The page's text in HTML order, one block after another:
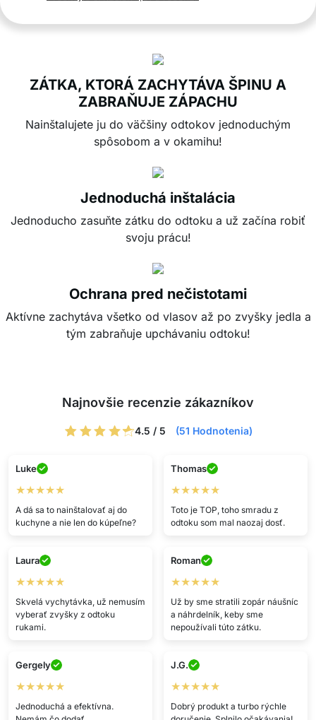
ZÁTKA, KTORÁ ZACHYTÁVA ŠPINU A
ZABRAŇUJE ZÁPACHU
Nainštalujete ju do väčšiny odtokov jednoduchým
spôsobom a v okamihu!
Jednoduchá inštalácia
Jednoducho zasuňte zátku do odtoku a už začína robiť
svoju prácu!
Ochrana pred nečistotami
Aktívne zachytáva všetko od vlasov až po zvyšky jedla a
tým zabraňuje upchávaniu odtoku!
Najnovšie recenzie zákazníkov
4.5 / 5 (51 Hodnotenia)
Luke
★★★★★
A dá sa to nainštalovať aj do
kuchyne a nie len do kúpeľne?
Thomas
★★★★★
Toto je TOP, toho smradu z
odtoku som mal naozaj dosť.
Laura
★★★★★
Skvelá vychytávka, už nemusím
vyberať zvyšky z odtoku
rukami.
Roman
★★★★★
Už by sme stratili zopár náušníc
a náhrdelník, keby sme
nepoužívali túto zátku.
Gergely
★★★★★
Jednoduchá a efektívna.
J.G.
★★★★★
Dobrý produkt a turbo rýchle